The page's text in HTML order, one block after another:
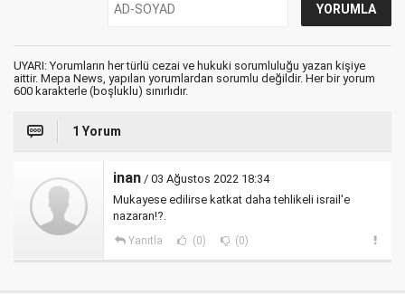
UYARI: Yorumların her türlü cezai ve hukuki sorumluluğu yazan kişiye
aittir. Mepa News, yapılan yorumlardan sorumlu değildir. Her bir yorum
600 karakterle (boşluklu) sınırlıdır.
1 Yorum
inan / 03 Ağustos 2022 18:34
Mukayese edilirse katkat daha tehlikeli israil'e
nazaran!?.
Yanıtla (0) (0)